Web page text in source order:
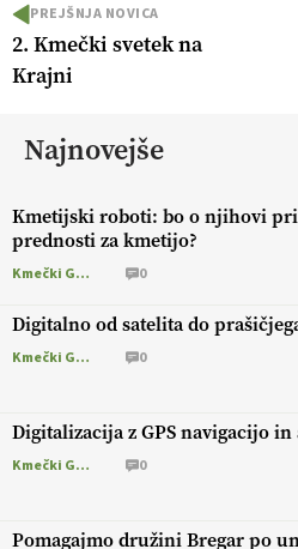
PREJŠNJA NOVICA
2. Kmečki svetek na
Krajni
Najnovejše
Kmetijski roboti: bo o njihovi
prednosti za kmetijo?
Kmečki Glas 0
Digitalno od satelita do
Kmečki Glas 0
Digitalizacija z GPS navigacijo
Kmečki Glas 0
Pomagajmo družini Bregar po